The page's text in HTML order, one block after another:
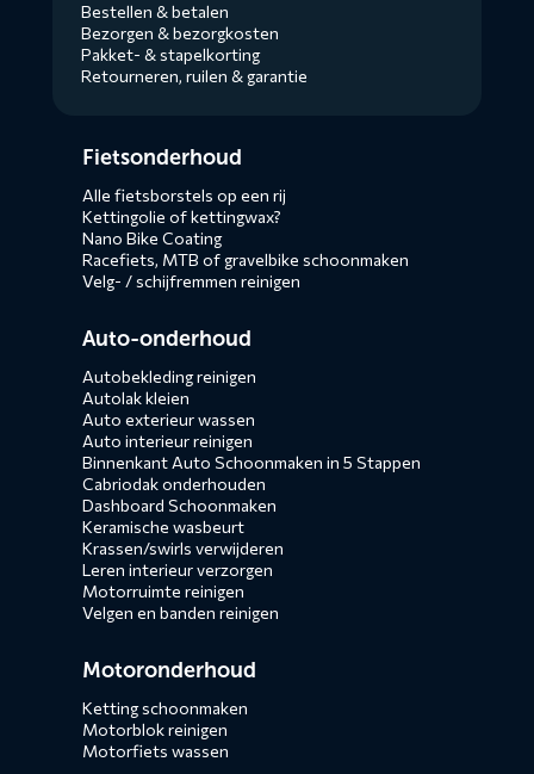
Bestellen & betalen
Bezorgen & bezorgkosten
Pakket- & stapelkorting
Retourneren, ruilen & garantie
menusFietsonderhoud
Alle fietsborstels op een rij
Kettingolie of kettingwax?
Nano Bike Coating
Racefiets, MTB of gravelbike schoonmaken
Velg- / schijfremmen reinigen
Auto-onderhoud
Autobekleding reinigen
Autolak kleien
Auto exterieur wassen
Auto interieur reinigen
Binnenkant Auto Schoonmaken in 5 Stappen
Cabriodak onderhouden
Dashboard Schoonmaken
Keramische wasbeurt
Krassen/swirls verwijderen
Leren interieur verzorgen
Motorruimte reinigen
Velgen en banden reinigen
Motoronderhoud
Ketting schoonmaken
Motorblok reinigen
Motorfiets wassen